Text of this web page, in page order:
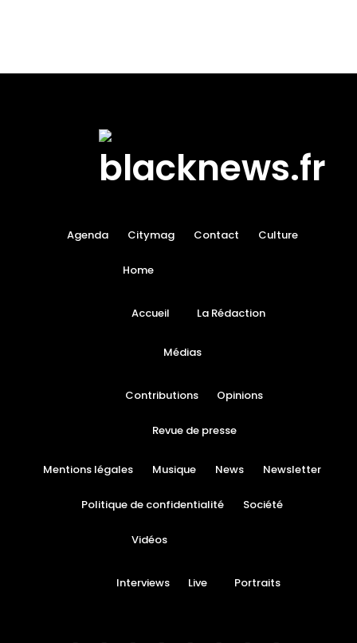
Agenda Citymag Contact Culture
Home
Accueil La Rédaction
Médias
Contributions Opinions
Revue de presse
Mentions légales Musique News Newsletter
Politique de confidentialité Société
Vidéos
Interviews Live Portraits